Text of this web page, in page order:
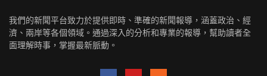
我們的新聞平台致力於提供即時、準確的新聞報導，涵蓋政治、經
濟、兩岸等各個領域。通過深入的分析和專業的報導，幫助讀者全
面理解時事，掌握最新脈動。